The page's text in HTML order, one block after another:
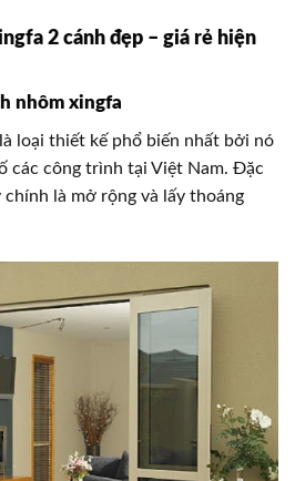
2 cánh đẹp – giá rẻ hiện
nhôm xingfa
loại thiết kế phổ biến nhất bởi nó
các công trình tại Việt Nam. Đặc
là mở rộng và lấy thoáng